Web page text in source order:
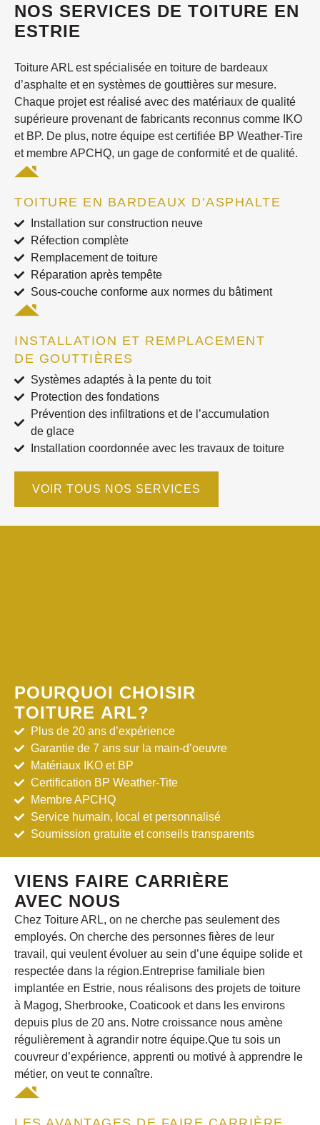
NOS SERVICES DE TOITURE EN
ESTRIE
Toiture ARL est spécialisée en toiture de bardeaux
d’asphalte et en systèmes de gouttières sur mesure.
Chaque projet est réalisé avec des matériaux de qualité
supérieure provenant de fabricants reconnus comme IKO
et BP. De plus, notre équipe est certifiée BP Weather-Tire
et membre APCHQ, un gage de conformité et de qualité.
TOITURE EN BARDEAUX D’ASPHALTE
Installation sur construction neuve
Réfection complète
Remplacement de toiture
Réparation après tempête
Sous-couche conforme aux normes du bâtiment
INSTALLATION ET REMPLACEMENT
DE GOUTTIÈRES
Systèmes adaptés à la pente du toit
Protection des fondations
Prévention des infiltrations et de l’accumulation
de glace
Installation coordonnée avec les travaux de toiture
VOIR TOUS NOS SERVICES
POURQUOI CHOISIR
TOITURE ARL?
Plus de 20 ans d’expérience
Garantie de 7 ans sur la main-d’oeuvre
Matériaux IKO et BP
Certification BP Weather-Tite
Membre APCHQ
Service humain, local et personnalisé
Soumission gratuite et conseils transparents
VIENS FAIRE CARRIÈRE
AVEC NOUS
Chez Toiture ARL, on ne cherche pas seulement des
employés. On cherche des personnes fières de leur
travail, qui veulent évoluer au sein d’une équipe solide et
respectée dans la région.Entreprise familiale bien
implantée en Estrie, nous réalisons des projets de toiture
à Magog, Sherbrooke, Coaticook et dans les environs
depuis plus de 20 ans. Notre croissance nous amène
régulièrement à agrandir notre équipe.Que tu sois un
couvreur d’expérience, apprenti ou motivé à apprendre le
métier, on veut te connaître.